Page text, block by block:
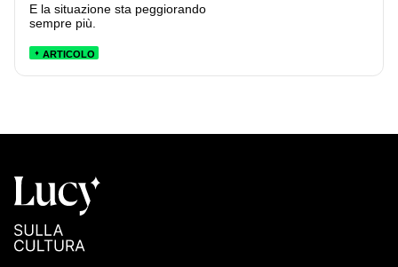
E la situazione sta peggiorando
sempre più.
ARTICOLO